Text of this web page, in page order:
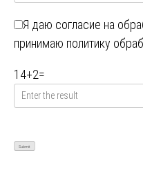
Я даю согласие на
принимаю политику
14+2=